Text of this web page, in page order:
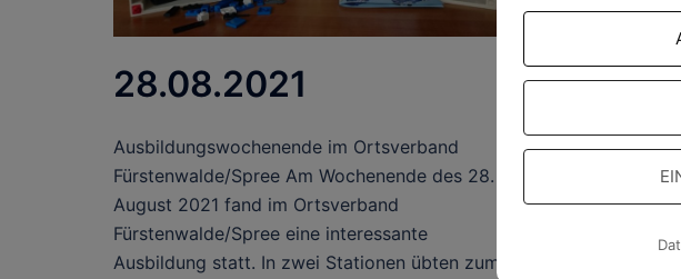
28.08.2021
Ausbildungswochenende im Ortsverband
Fürstenwalde/Spree Am Wochenende des 28.
August 2021 fand im Ortsverband
Fürstenwalde/Spree eine interessante
Ausbildung statt. In zwei Stationen übten zum